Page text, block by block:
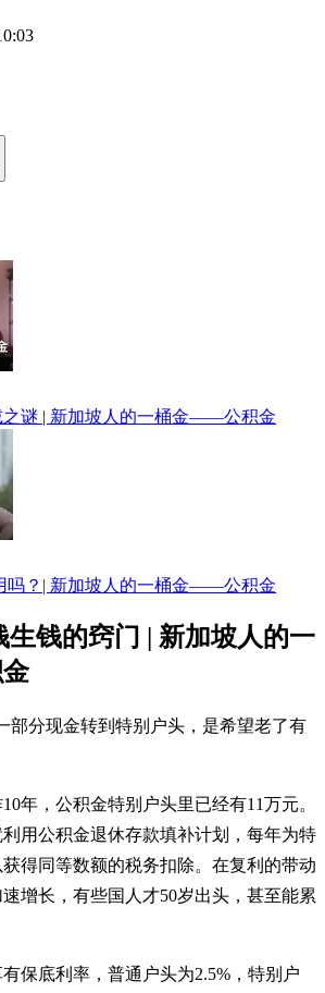
之谜 | 新加坡人的一桶金——公积金
吗？| 新加坡人的一桶金——公积金
生钱的窍门 | 新加坡人的一
部分现金转到特别户头，是希望老了有
年，公积金特别户头里已经有11万元。
利用公积金退休存款填补计划，每年为特
得同等数额的税务扣除。在复利的带动
增长，有些国人才50岁出头，甚至能累
保底利率，普通户头为2.5%，特别户